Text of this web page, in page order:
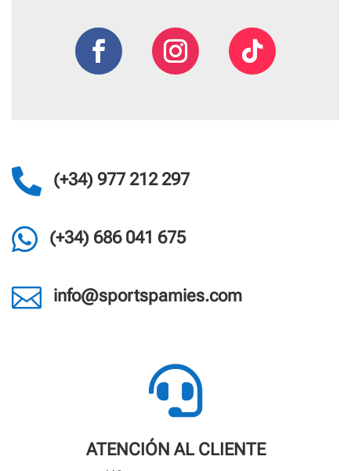
 (+34) 977 212 297
 (+34) 686 041 675
 info@sportspamies.com

ATENCIÓN AL CLIENTE